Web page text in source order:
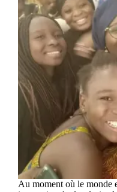
Au moment où le monde